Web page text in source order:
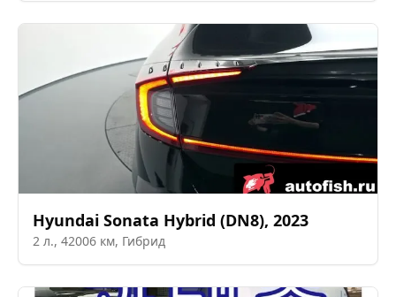
Hyundai Sonata Hybrid (DN8), 2023
2 л., 42006 км, Гибрид